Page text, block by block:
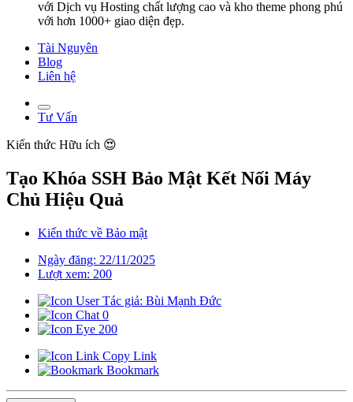
với Dịch vụ Hosting chất lượng cao và kho theme phong phú
với hơn 1000+ giao diện đẹp.
Tài Nguyên
Blog
Liên hệ
Tư Vấn
Kiến thức Hữu ích 😍
Tạo Khóa SSH Bảo Mật Kết Nối Máy
Chủ Hiệu Quả
Kiến thức về Bảo mật
Ngày đăng: 22/11/2025
Lượt xem: 200
Tác giả: Bùi Mạnh Đức
0
200
Copy Link
Bookmark